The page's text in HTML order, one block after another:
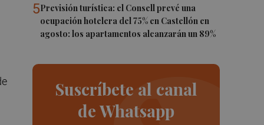
5Previsión turística: el Consell prevé una
ocupación hotelera del 75% en Castellón en
agosto: los apartamentos alcanzarán un 89%
Suscríbete al canal
de Whatsapp